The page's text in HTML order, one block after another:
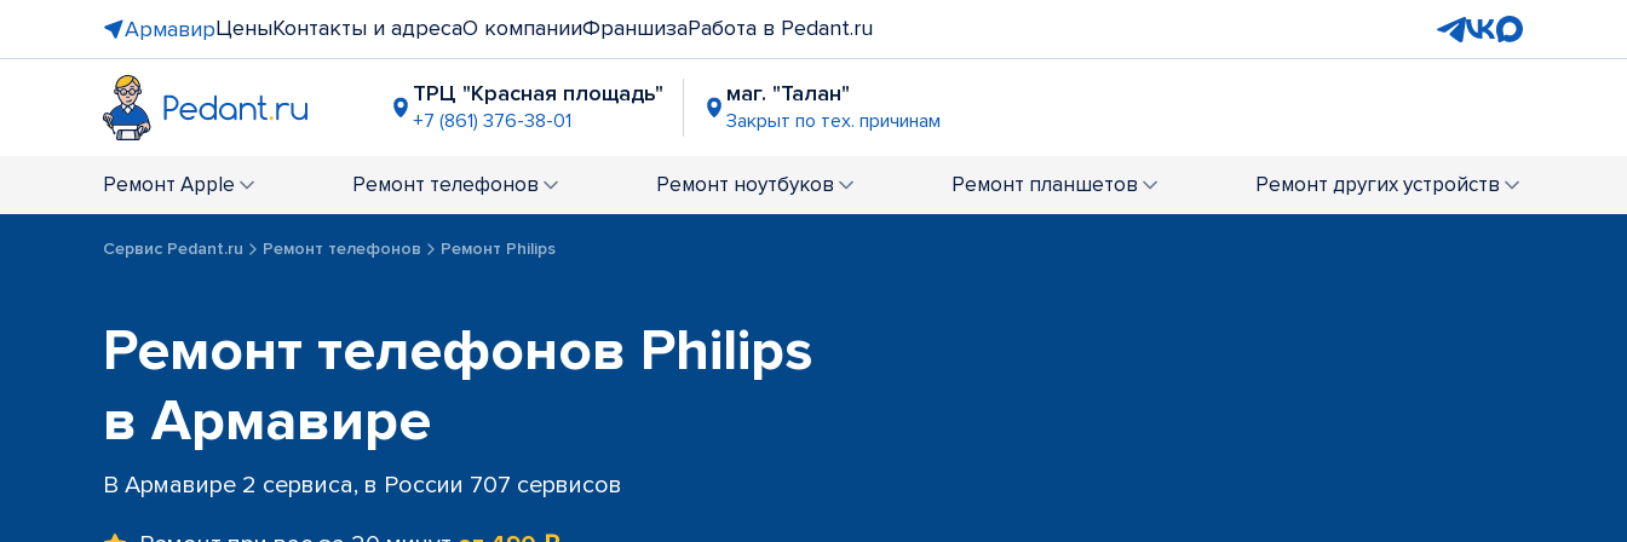
АрмавирЦеныКонтакты и адресаО компанииФраншизаРабота в Pedant.ru
ТРЦ "Красная площадь"
+7 (861) 376-38-01
маг. "Талан"
Закрыт по тех. причинам
Ремонт Apple Ремонт телефонов Ремонт ноутбуков Ремонт планшетов Ремонт других устройств
Сервис Pedant.ru Ремонт телефонов Ремонт Philips
Ремонт телефонов Philips
в Армавире
В Армавире 2 сервиса, в России 707 сервисов